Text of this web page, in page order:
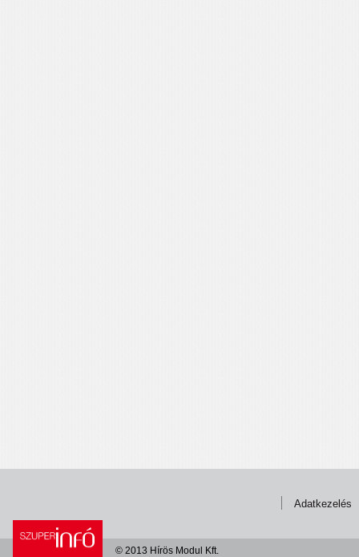
Adatkezelés
© 2013 Hírös Modul Kft.